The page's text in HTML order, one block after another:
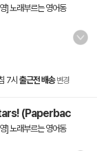
] 노래부르는 영어동
7시 출근전 배송 변경
(Paperbac
] 노래부르는 영어동